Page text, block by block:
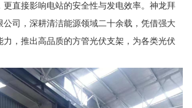
更直接影响电站的安全性与发电效率。神龙拜
公司，深耕清洁能源领域二十余载，凭借强大
力，推出高品质的方管光伏支架，为各类光伏